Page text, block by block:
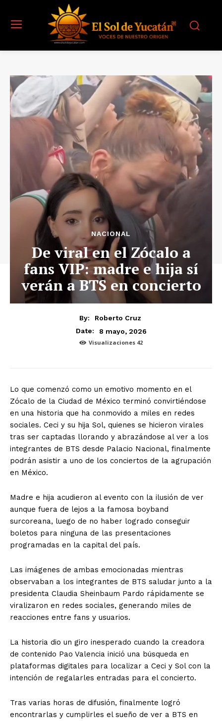
NACIONAL
De viral en el Zócalo a
fans VIP: madre e hija sí
verán a BTS en concierto
By:
Roberto Cruz
Date:
8 mayo, 2026
Visualizaciones 42
Lo que comenzó como un emotivo momento en el
Zócalo de la Ciudad de México terminó convirtiéndose
en una historia que ha conmovido a miles en redes
sociales. Ceci y su hija Sol, quienes se hicieron virales
tras ser captadas llorando y abrazándose al ver a los
integrantes de BTS desde Palacio Nacional, finalmente
podrán asistir a uno de los conciertos de la agrupación
en México.
Madre e hija acudieron al evento con la ilusión de ver
aunque fuera de lejos a la famosa boyband
surcoreana, luego de no haber logrado conseguir
boletos para ninguna de las presentaciones
programadas en la capital del país.
Las imágenes de ambas emocionadas mientras
observaban a los integrantes de BTS saludar junto a la
presidenta Claudia Sheinbaum Pardo rápidamente se
viralizaron en redes sociales, generando miles de
reacciones entre fans y usuarios.
La historia dio un giro inesperado cuando la creadora
de contenido Pao Valencia inició una búsqueda en
plataformas digitales para localizar a Ceci y Sol con la
intención de regalarles entradas para el concierto.
Tras varias horas de difusión, finalmente logró
encontrarlas y cumplirles el sueño de ver a BTS en